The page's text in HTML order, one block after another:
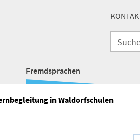
Fremdsprachen
in Waldorfschulen